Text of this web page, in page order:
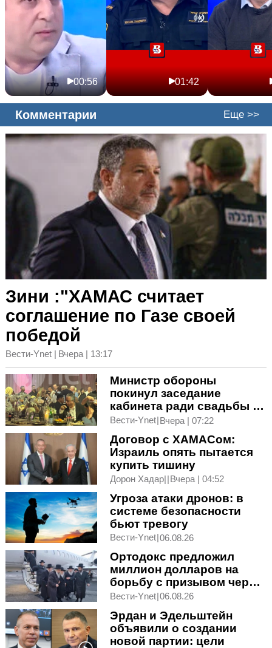
00:56 01:42
Комментарии Еще >>
Зини :"ХАМАС считает
соглашение по Газе своей
победой
Вести-Ynet | Вчера | 13:17
Министр обороны
покинул заседание
кабинета ради свадьбы в
Ликуде
Вести-Ynet|Вчера | 07:22
Договор с ХАМАСом:
Израиль опять пытается
купить тишину
Дорон Хадар||Вчера | 04:52
Угроза атаки дронов: в
системе безопасности
бьют тревогу
Вести-Ynet|06.08.26
Ортодокс предложил
миллион долларов на
борьбу с призывом через
суд в Гааге
Вести-Ynet|06.08.26
Эрдан и Эдельштейн
объявили о создании
новой партии: цели